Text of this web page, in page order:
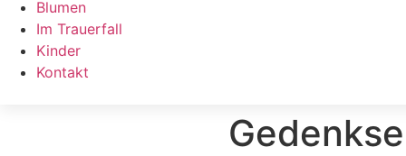
Blumen
Im Trauerfall
Kinder
Kontakt